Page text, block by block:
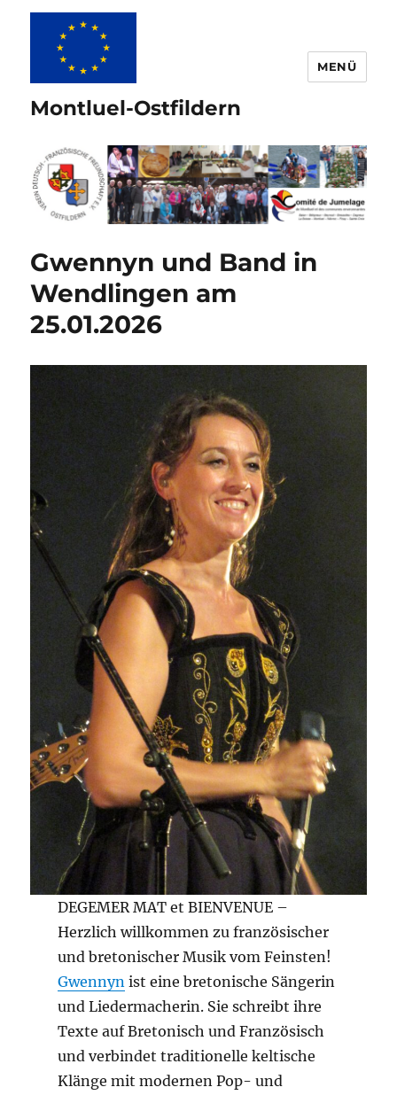
Montluel-Ostfildern
MENÜ
Gwennyn und Band in
Wendlingen am
25.01.2026
DEGEMER MAT et BIENVENUE –
Herzlich willkommen zu französischer
und bretonischer Musik vom Feinsten!
Gwennyn ist eine bretonische Sängerin
und Liedermacherin. Sie schreibt ihre
Texte auf Bretonisch und Französisch
und verbindet traditionelle keltische
Klänge mit modernen Pop- und